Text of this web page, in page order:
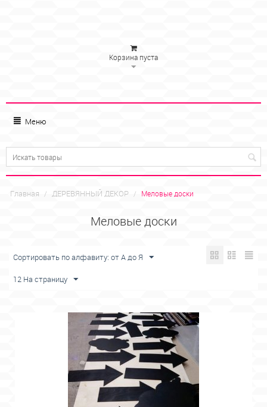
Корзина пуста
Меню
Главная / ДЕРЕВЯННЫЙ ДЕКОР / Меловые доски
Меловые доски
Сортировать по алфавиту: от А до Я
12 На страницу